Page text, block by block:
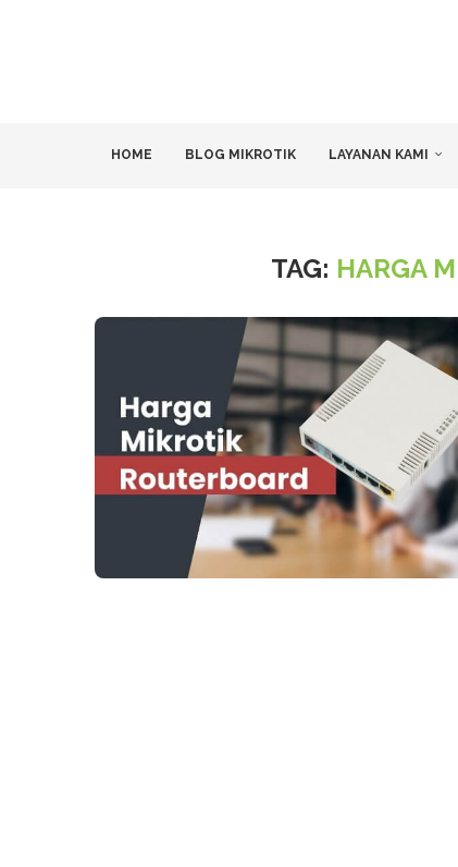
HOME BLOG MIKROTIK LAYANAN KAMI
TAG: HARGA